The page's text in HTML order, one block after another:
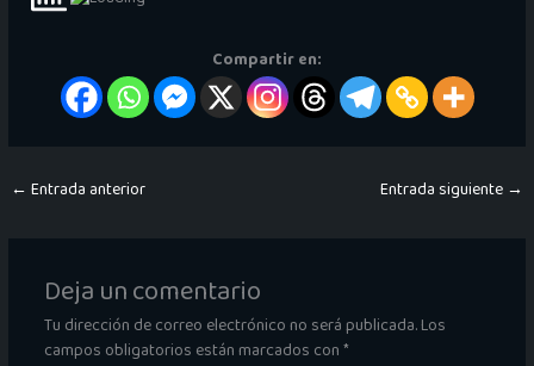
Compartir en:
← Entrada anterior Entrada siguiente →
Deja un comentario
Tu dirección de correo electrónico no será publicada.Los
campos obligatorios están marcados con*